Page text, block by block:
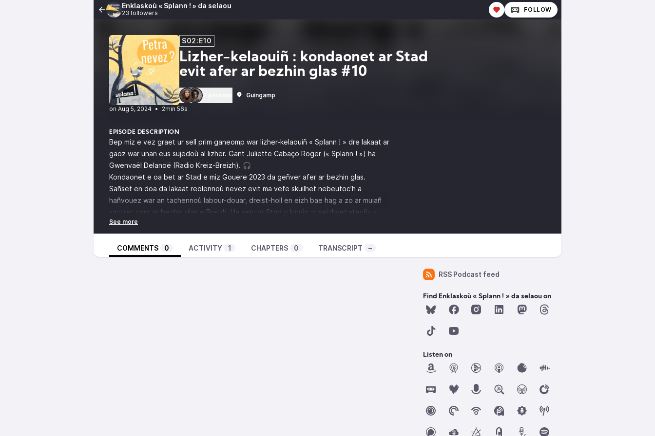
Enklaskoù « Splann ! » da selaou
23 followers FOLLOW
S02:E10
Lizher-kelaouiñ : kondaonet ar Stad
evit afer ar bezhin glas #10
Guingamp
•
2min 56s
EPISODE DESCRIPTION
Bep miz e vez graet ur sell prim ganeomp war lizher-kelaouiñ « Splann ! » dre lakaat ar
gaoz war unan eus sujedoù al lizher. Gant Juliette Cabaço Roger (« Splann ! ») ha
Gwenvaël Delanoë (Radio Kreiz-Breizh). 🎧
Kondaonet e oa bet ar Stad e miz Gouere 2023 da geñver afer ar bezhin glas.
Sañset en doa da lakaat reolennoù nevez evit ma vefe skuilhet nebeutoc’h a
hañvouez war an tachennoù labour-douar, dreist-holl en eizh bae hag a zo ar muiañ
saotret gant ar bezhin glas e Breizh. Ha setu ar Stad o kinnig ur seizhvet steuñv «
bezhin glas » e miz Mae 2024. Met n’eo ket kreñv a-walc’h ar muzulioù-se, eme Dour
ha stêrioù Breizh.
Koumanantit da lizher-kelaouiñ miziek ar media enklask dizalc’h war lec’hienn internet
« Splann ! » (https://splann.org/br/).
COMMENTS 0 ACTIVITY 1 CHAPTERS 0 TRANSCRIPT –
RSS Podcast feed
Find Enklaskoù « Splann ! » da selaou on
Listen on